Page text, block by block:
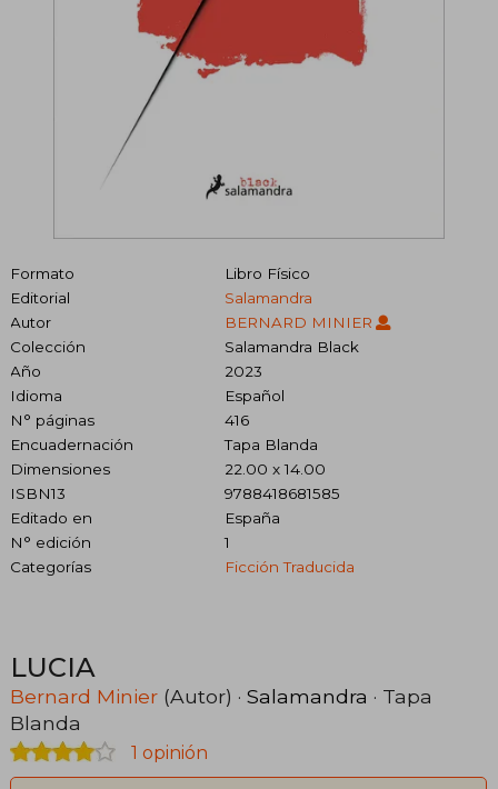
Formato
Libro Físico
Editorial
Salamandra
Autor
BERNARD MINIER
Colección
Salamandra Black
Año
2023
Idioma
Español
N° páginas
416
Encuadernación
Tapa Blanda
Dimensiones
22.00 x 14.00
ISBN13
9788418681585
Editado en
España
N° edición
1
Categorías
Ficción Traducida
LUCIA
Bernard Minier (Autor) · Salamandra · Tapa
Blanda
1 opinión